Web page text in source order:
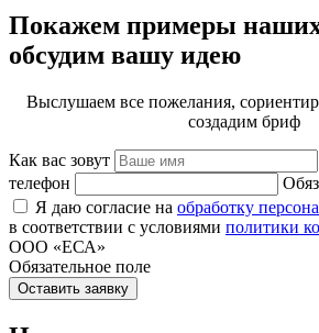
Покажем примеры
обсудим вашу идею
Выслушаем все пожелания,
создадим бриф
Как вас зовут
телефон
Я даю согласие на обработку
в соответствии с условиями политики
ООО «ЕСА»
Обязательное поле
Оставить заявку